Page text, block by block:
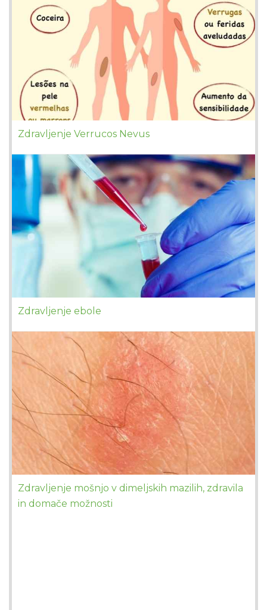
Zdravljenje Verrucos Nevus
Zdravljenje ebole
Zdravljenje mošnjo v dimeljskih mazilih, zdravila
in domače možnosti